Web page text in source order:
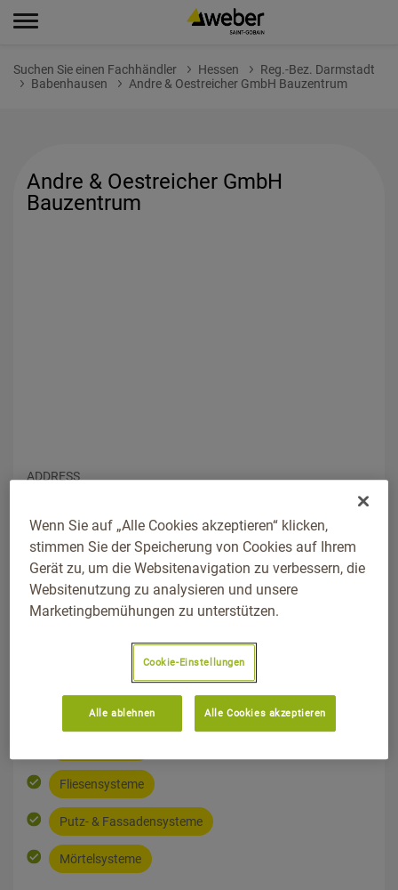
Suchen Sie einen Fachhändler Hessen
Reg.-Bez. Darmstadt
Babenhausen
Andre & Oestreicher GmbH Bauzentrum
Andre & Oestreicher GmbH
Bauzentrum
ADDRESS
Wegbeschreibung
TELEFON
06073/60040
PRODUKTSEGMENT
Bautenschutzsysteme
Fliesensysteme
Putz- & Fassadensysteme
Mörtelsysteme
Wenn Sie auf „Alle Cookies akzeptieren“ klicken,
stimmen Sie der Speicherung von Cookies auf Ihrem
Gerät zu, um die Websitenavigation zu verbessern, die
Websitenutzung zu analysieren und unsere
Marketingbemühungen zu unterstützen.
Cookie-Einstellungen
Alle ablehnen Alle Cookies akzeptieren